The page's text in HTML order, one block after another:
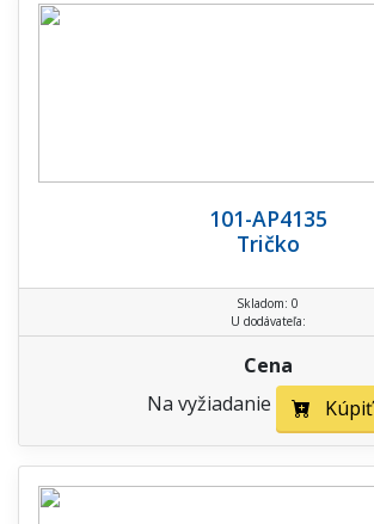
101-AP4135
Tričko
Skladom: 0
U dodávateľa:
Cena
Na vyžiadanie
Kúpiť